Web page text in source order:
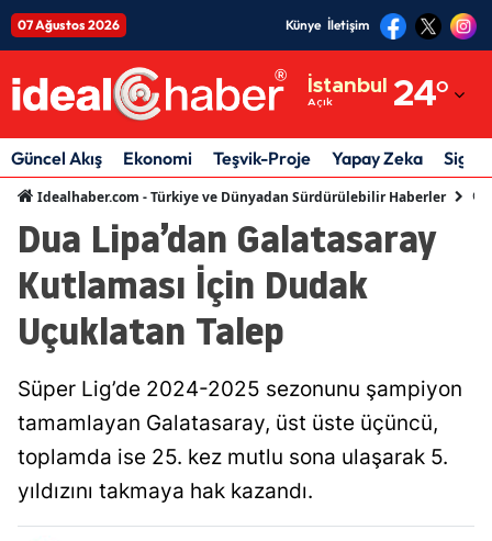
07 Ağustos 2026 Künye İletişim
İstanbul
Açık 24°
Adıyaman
Afyonkarahisar
Ağrı
Amasya
Ankara
Artvin
Aydın
Balıkesir
Güncel Akış Ekonomi Teşvik-Proje Yapay Zeka
Idealhaber.com - Türkiye ve Dünyadan Sürdürülebilir Haberler
Dua Lipa’dan Galatasaray
Kutlaması İçin Dudak
Uçuklatan Talep
Süper Lig’de 2024-2025 sezonunu şampiyon
tamamlayan Galatasaray, üst üste üçüncü,
toplamda ise 25. kez mutlu sona ulaşarak 5.
yıldızını takmaya hak kazandı.